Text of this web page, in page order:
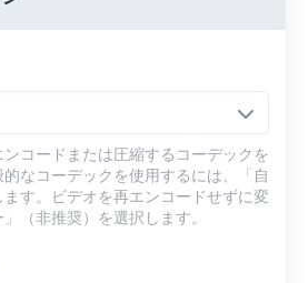
コードまたは圧縮するコーデックを
なコーデックを使用するには、「自
す。ビデオを再エンコードせずに変
（非推奨）を選択します。